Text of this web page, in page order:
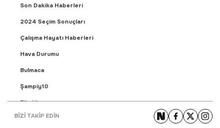
Son Dakika Haberleri
2024 Seçim Sonuçları
Çalışma Hayatı Haberleri
Hava Durumu
Bulmaca
Şampiy10
Fikstür
Puan Durumu
BİZİ TAKİP EDİN